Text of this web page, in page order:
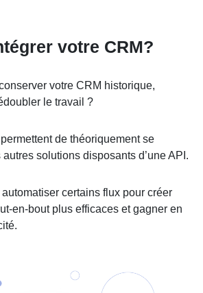
votre CRM?
votre CRM historique,
le travail ?
de théoriquement se
solutions disposants d’une API.
certains flux pour créer
en-bout plus efficaces et gagner en